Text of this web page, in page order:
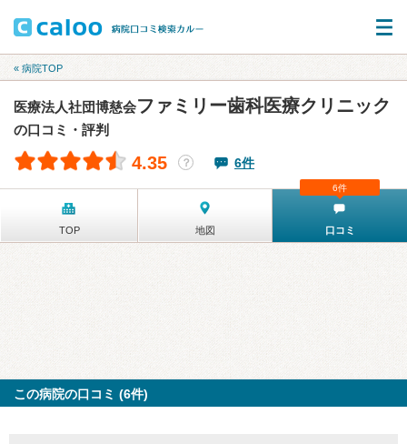
« 病院TOP
医療法人社団博慈会ファミリー歯科医療クリニック
の口コミ・評判
4.35 ？ 6件
TOP 地図 口コミ
6件
この病院の口コミ (6件)